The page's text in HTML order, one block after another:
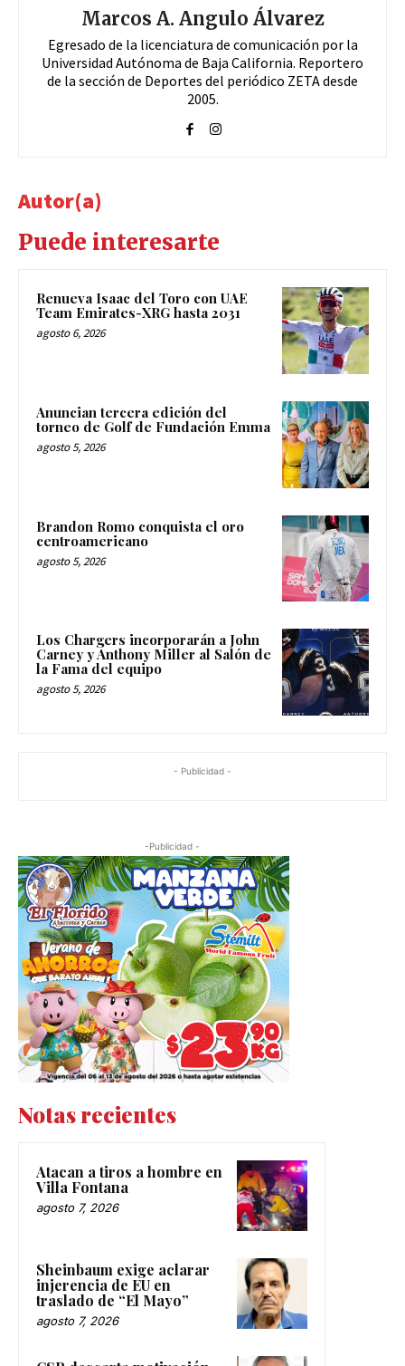
Marcos A. Angulo Álvarez
Egresado de la licenciatura de comunicación por la
Universidad Autónoma de Baja California. Reportero
de la sección de Deportes del periódico ZETA desde
2005.
Autor(a)
Puede interesarte
Renueva Isaac del Toro con UAE
Team Emirates-XRG hasta 2031
agosto 6, 2026
Anuncian tercera edición del
torneo de Golf de Fundación Emma
agosto 5, 2026
Brandon Romo conquista el oro
centroamericano
agosto 5, 2026
Los Chargers incorporarán a John
Carney y Anthony Miller al Salón de
la Fama del equipo
agosto 5, 2026
- Publicidad -
-Publicidad -
Notas recientes
Atacan a tiros a hombre en
Villa Fontana
agosto 7, 2026
Sheinbaum exige aclarar
injerencia de EU en
traslado de “El Mayo”
agosto 7, 2026